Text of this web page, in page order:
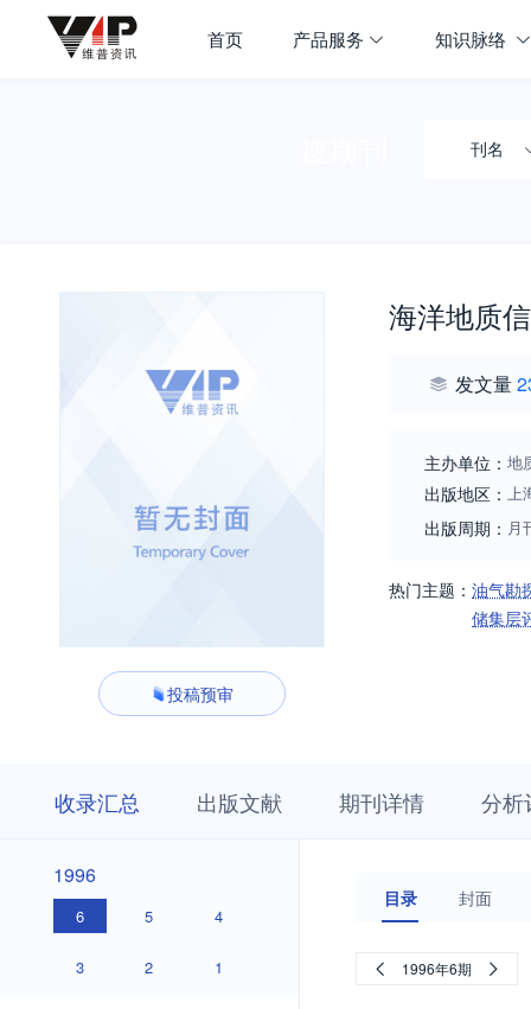
首页 产品服务 知识脉络
刊名
投稿预审
海洋地质
发文量
主办单位： 地
出版地区： 上
出版周期： 月
热门主题： 油气勘
储集层
收录汇总 出版文献 期刊详情 分析
1996
1996
6 5 4
3 2 1
目录 封面
1996年6期